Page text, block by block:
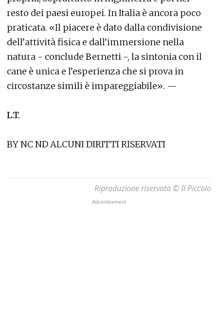
resto dei paesi europei. In Italia è ancora poco
praticata. «Il piacere è dato dalla condivisione
dell’attività fisica e dall’immersione nella
natura - conclude Bernetti -, la sintonia con il
cane è unica e l’esperienza che si prova in
circostanze simili è impareggiabile». —
L.T.
BY NC ND ALCUNI DIRITTI RISERVATI
Riproduzione riservata © Il Piccolo